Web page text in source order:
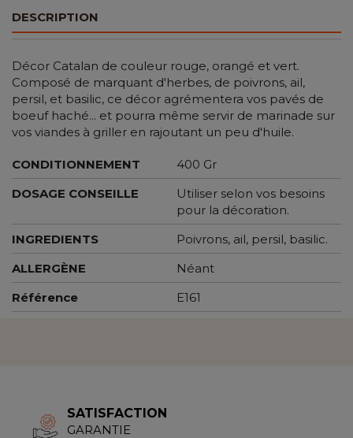
DESCRIPTION
Décor Catalan de couleur rouge, orangé et vert.
Composé de marquant d'herbes, de poivrons, ail,
persil, et basilic, ce décor agrémentera vos pavés de
boeuf haché... et pourra même servir de marinade sur
vos viandes à griller en rajoutant un peu d'huile.
CONDITIONNEMENT
400 Gr
DOSAGE CONSEILLE
Utiliser selon vos besoins
pour la décoration.
INGREDIENTS
Poivrons, ail, persil, basilic.
ALLERGÈNE
Néant
Référence
E161
SATISFACTION
GARANTIE